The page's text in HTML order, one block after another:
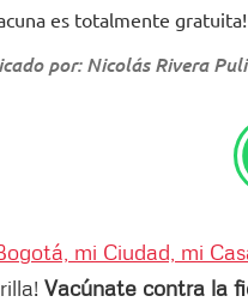
es totalmente gratuita!
por: Nicolás Rivera
mi Ciudad, mi
Vacúnate contra la